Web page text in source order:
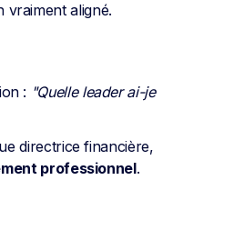
aligné.
: "Quelle leader ai-je
directrice financière,
professionnel.